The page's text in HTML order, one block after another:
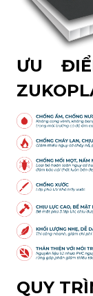
ƯU
QUY